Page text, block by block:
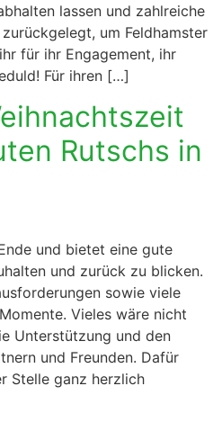
lassen und zahlreiche
um Feldhamster
für ihr Engagement, ihr
Für ihren […]
Rutschs in
und bietet eine gute
und zurück zu blicken.
sowie viele
Vieles wäre nicht
Unterstützung und den
und Freunden. Dafür
Stelle ganz herzlich